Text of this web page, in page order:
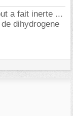
a fait inerte ...
dihydrogene